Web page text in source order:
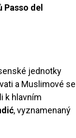
del
jednotky
a Muslimové se
k hlavním
, vyznamenaný